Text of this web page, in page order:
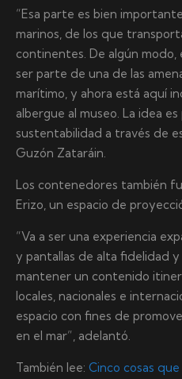
“Esa parte es bien
marinos, de los que
continentes. De algún
ser parte de una de las
marítimo, y ahora está aquí
albergue al museo. La idea
sustentabilidad a través de
Guzón Zataráin.
Los contenedores también
Erizo, un espacio de
“Va a ser una experiencia
y pantallas de alta fidelidad
mantener un contenido
locales, nacionales e
espacio con fines de
en el mar”, adelantó.
También lee: Cinco cosas